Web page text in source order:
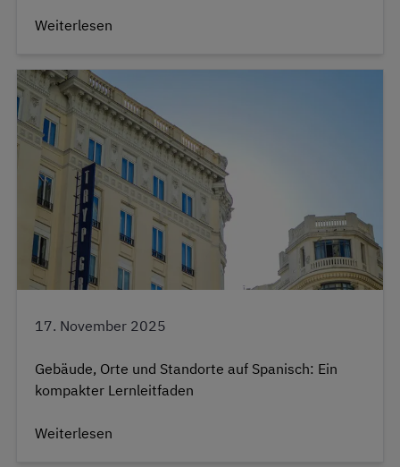
Weiterlesen
17. November 2025
Gebäude, Orte und Standorte auf Spanisch: Ein
kompakter Lernleitfaden
Weiterlesen